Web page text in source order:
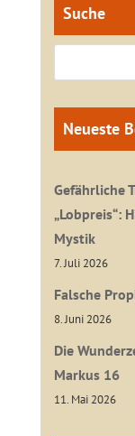
Suche
Neueste
Gefährliche
„Lobpreis“:
Mystik
7. Juli 2026
Falsche
8. Juni 2026
Die
Markus 16
11. Mai 2026